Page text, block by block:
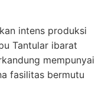
intens produksi
Tantular ibarat
mempunyai
fasilitas bermutu